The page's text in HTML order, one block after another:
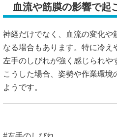
血流や筋膜の影響で起
神経だけでなく、血流の変化や
なる場合もあります。特に冷え
左手のしびれが強く感じられや
こうした場合、姿勢や作業環境
ようです。